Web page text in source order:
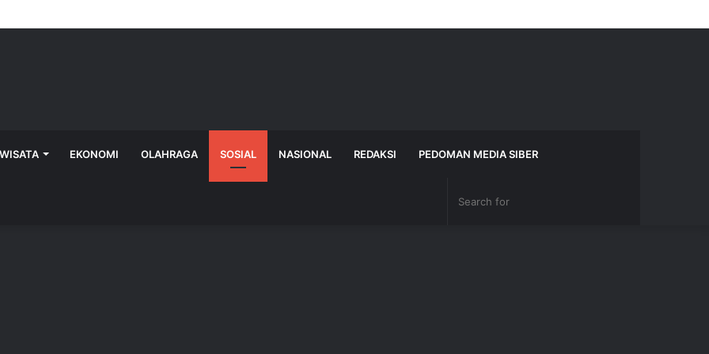
EKONOMI OLAHRAGA SOSIAL NASIONAL REDAKSI PEDOMAN MEDIA SIBER